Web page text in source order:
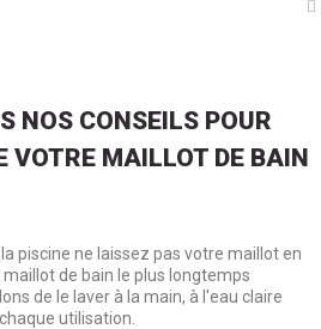
NOS CONSEILS POUR
VOTRE MAILLOT DE BAIN
piscine ne laissez pas votre maillot en
de bain le plus longtemps
de le laver à la main, à l'eau claire
utilisation.